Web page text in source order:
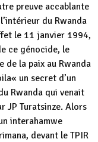
preuve accablante
du Rwanda
le 11 janvier 1994,
ce génocide, le
de la paix au Rwanda
un secret d’un
Rwanda qui venait
JP Turatsinze. Alors
interahamwe
devant le TPIR